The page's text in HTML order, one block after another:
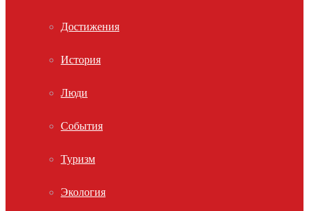
Достижения
История
Люди
События
Туризм
Экология